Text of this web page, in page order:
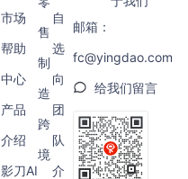
市场
帮助
中心
产品
介绍
影刀AI
售
制
造
跨
境
自
选
向
团
队
介
邮箱：
fc@yingdao.com
给我们留言